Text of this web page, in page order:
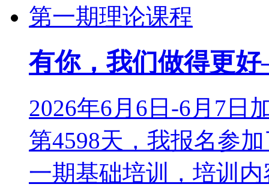
有你，我们做得更
2026年6月6日-6月7日
第4598天，我报名参
一期基础培训，培训